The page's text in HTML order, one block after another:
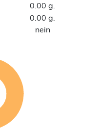
0.00 g.
0.00 g.
nein